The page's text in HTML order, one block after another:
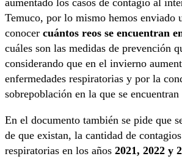
aumentado los casos de contagio al
Temuco, por lo mismo hemos enviado
conocer cuántos reos se encuentran
cuáles son las medidas de prevención
considerando que en el invierno
enfermedades respiratorias y por la
sobrepoblación en la que se encuentran
En el documento también se pide que
de que existan, la cantidad de
respiratorias en los años 2021, 2022 y